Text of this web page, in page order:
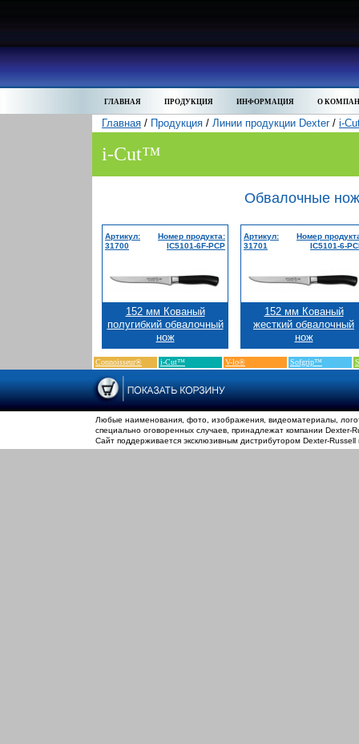
ГЛАВНАЯ ПРОДУКЦИЯ ИНФОРМАЦИЯ О
Главная / Продукция / Линии продукции Dexter/ i-
i-Cut™
Обвалочные
Артикул:
31700
Номер продукта:
IC5101-6F-PCP
152 мм Кованый
полугибкий обвалочный
нож
Артикул:
31701
Номер
IC5101-6-
152 мм Кованый
жесткий обвалочный
нож
Connoisseur® i-Cut™ V-lo® Sofgrip™
Любые наименования, фото, изображения, видеоматериалы,
специально оговоренных случаев, принадлежат компании Dexter-
Сайт поддерживается эксклюзивным дистрибутором Dexter-Russell